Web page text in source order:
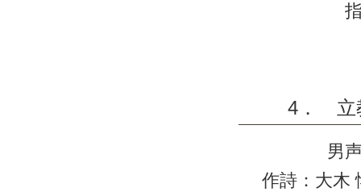
4． 立
男
作詩：大木